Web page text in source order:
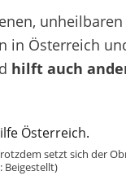
unheilbaren
in Österreich
hilft auch
setzt sich der
Beigestellt)